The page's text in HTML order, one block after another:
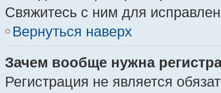
Свяжитесь с ним для
Вернуться наверх
Зачем вообще нужна
Регистрация не является